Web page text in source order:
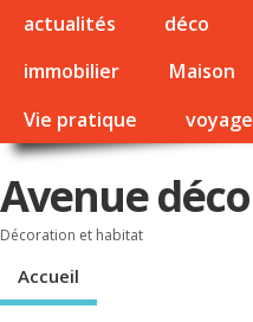
actualités déco
immobilier
Maison
Vie pratique
voyage
Avenue déco
Décoration et habitat
Accueil